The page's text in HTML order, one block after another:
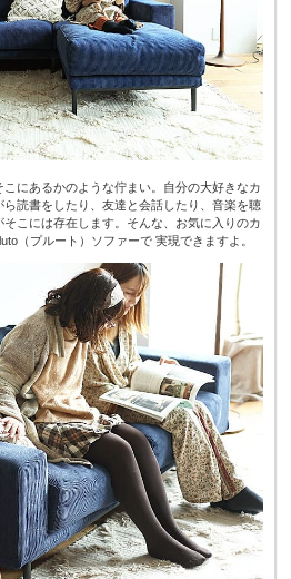
にあるかのような佇まい。自分の大好きなカ
読書をしたり、友達と会話したり、音楽を聴
こには存在します。そんな、お気に入りのカ
（プルート）ソファーで 実現できますよ。